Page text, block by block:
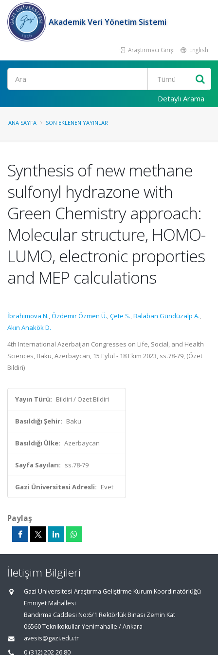
Akademik Veri Yönetim Sistemi
Araştırmacı Girişi English
Ara
Detaylı Arama
ANA SAYFA SON EKLENEN YAYINLAR
Synthesis of new methane
sulfonyl hydrazone with
Green Chemistry approach:
Molecular structure, HOMO-
LUMO, electronic proporties
and MEP calculations
İbrahimova N.,Özdemir Özmen Ü.,Çete S.,Balaban Gündüzalp A.,
Akın Anakök D.
4th International Azerbaijan Congresses on Life, Social, and Health
Sciences, Baku, Azerbaycan, 15 Eylül - 18 Ekim 2023, ss.78-79, (Özet
Bildiri)
Yayın Türü: Bildiri / Özet Bildiri
Basıldığı Şehir: Baku
Basıldığı Ülke: Azerbaycan
Sayfa Sayıları: ss.78-79
Gazi Üniversitesi Adresli: Evet
Paylaş
İletişim Bilgileri
Gazi Üniversitesi Araştırma Geliştirme Kurum Koordinatörlüğü
Emniyet Mahallesi
Bandırma Caddesi No:6/1 Rektörlük Binası Zemin Kat
06560 Teknikokullar Yenimahalle / Ankara
avesis@gazi.edu.tr
0 (312) 202 26 80